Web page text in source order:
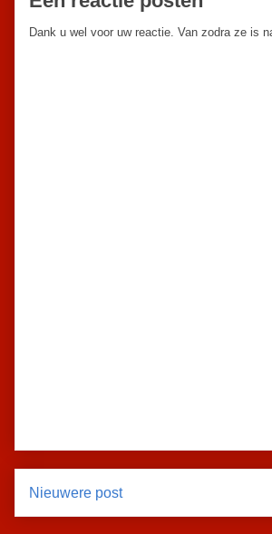
Dank u wel voor uw reactie. Van zodra ze is
Nieuwere post